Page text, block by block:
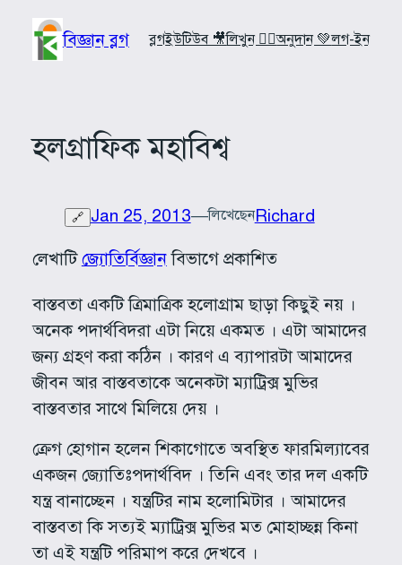
content
বিজ্ঞান ব্লগ ব্লগইউটিউব 🎥লিখুন ✍🏼অনুদান 💚লগ-ইন
হলগ্রাফিক মহাবিশ্ব
🔗 Jan 25, 2013—লিখেছেনRichard
লেখাটিজ্যোতির্বিজ্ঞানবিভাগে প্রকাশিত
বাস্তবতা একটি ত্রিমাত্রিক হলোগ্রাম ছাড়া কিছুই নয় ।
অনেক পদার্থবিদরা এটা নিয়ে একমত । এটা আমাদের
জন্য গ্রহণ করা কঠিন । কারণ এ ব্যাপারটা আমাদের
জীবন আর বাস্তবতাকে অনেকটা ম্যাট্রিক্স মুভির
বাস্তবতার সাথে মিলিয়ে দেয় ।
ক্রেগ হোগান হলেন শিকাগোতে অবস্থিত ফারমিল্যাবের
একজন জ্যোতিঃপদার্থবিদ । তিনি এবং তার দল একটি
যন্ত্র বানাচ্ছেন । যন্ত্রটির নাম হলোমিটার । আমাদের
বাস্তবতা কি সত্যই ম্যাট্রিক্স মুভির মত মোহাচ্ছন্ন কিনা
তা এই যন্ত্রটি পরিমাপ করে দেখবে ।